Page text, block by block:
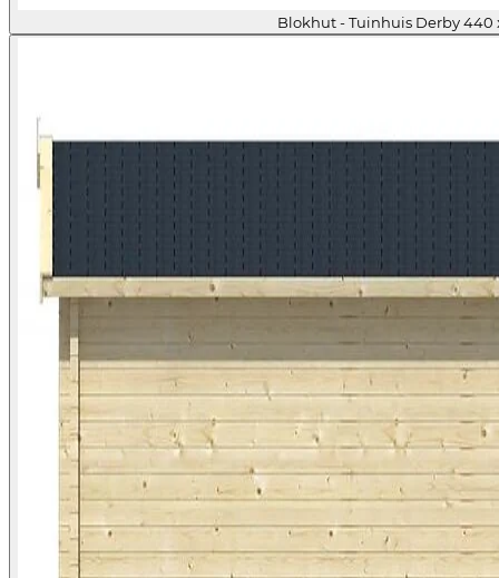
Blokhut - Tuinhuis Derby 440